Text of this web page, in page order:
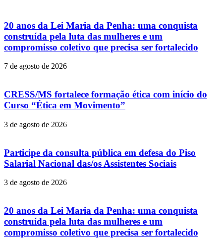
20 anos da Lei Maria da Penha: uma conquista
construída pela luta das mulheres e um
compromisso coletivo que precisa ser fortalecido
7 de agosto de 2026
CRESS/MS fortalece formação ética com início do
Curso “Ética em Movimento”
3 de agosto de 2026
Participe da consulta pública em defesa do Piso
Salarial Nacional das/os Assistentes Sociais
3 de agosto de 2026
20 anos da Lei Maria da Penha: uma conquista
construída pela luta das mulheres e um
compromisso coletivo que precisa ser fortalecido